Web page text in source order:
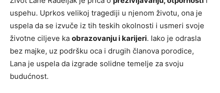
uspehu. Uprkos velikoj tragediji u njenom životu, ona je
uspela da se izvuče iz tih teskih okolnosti i usmeri svoje
životne ciljeve ka obrazovanju i karijeri. Iako je odrasla
bez majke, uz podršku oca i drugih članova porodice,
Lana je uspela da izgrade solidne temelje za svoju
budućnost.